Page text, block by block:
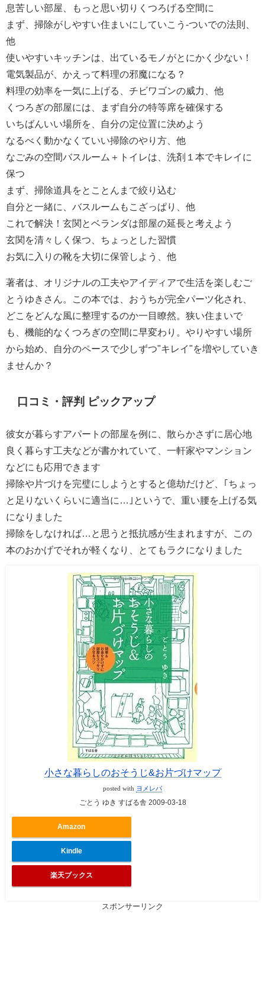
息苦しい部屋、もっと思い切りくつろげる空間に
まず、掃除がしやすい住まいにしていこう-ついでの法則、
他
使いやすいキッチンは、出ているモノがとにかく少ない！
電気製品が、かえって料理の邪魔になる？
料理の効率を一気に上げる、チビワゴンの威力、他
くつろぎの部屋には、まず自分の特等席を確保する
いちばんいい場所を、自分の定位置に決めよう
なるべく動かなくていい掃除のやり方、他
なごみの空間バスルーム＋トイレは、洗剤１本でキレイに
保つ
まず、掃除道具をとことんまで絞り込む
自分と一緒に、バスルームもこざっぱり、他
これで解決！玄関とベランダは部屋の延長と考えよう
玄関を清々しく保つ、ちょっとした習慣
お気に入りの靴を大切に保管しよう、他
著者は、オリジナルの工夫やアイディアで生活を楽しむご
とうゆきさん。この本では、おうちが完全パーツ化され、
どこをどんな風に整理するのか一目瞭然。狭い住まいで
も、機能的なくつろぎの空間に早変わり。やりやすい場所
から始め、自分のペースで少しずつ"キレイ"を増やしていき
ませんか？
口コミ・評判 ピックアップ
彼女が暮らすアパートの部屋を例に、散らかさずに居心地
良く暮らす工夫などが書かれていて、一軒家やマンション
などにも応用できます
掃除や片づけを完璧にしようとすると億劫だけど、｢ちょっ
と足りないくらいに適当に…｣というで、重い腰を上げる気
になりました
掃除をしなければ…と思うと抵抗感が生まれますが、この
本のおかげでそれが軽くなり、とてもラクになりました
小さな暮らしのおそうじ&お片づけマップ
posted with ヨメレバ
ごとう ゆき すばる舎 2009-03-18
Amazon
Kindle
楽天ブックス
スポンサーリンク